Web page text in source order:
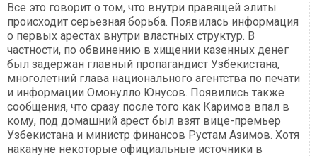
Все это говорит о том, что внутри правящей элиты
происходит серьезная борьба. Появилась информация
о первых арестах внутри властных структур. В
частности, по обвинению в хищении казенных денег
был задержан главный пропагандист Узбекистана,
многолетний глава национального агентства по печати
и информации Омонулло Юнусов. Появились также
сообщения, что сразу после того как Каримов впал в
кому, под домашний арест был взят вице-премьер
Узбекистана и министр финансов Рустам Азимов. Хотя
накануне некоторые официальные источники в